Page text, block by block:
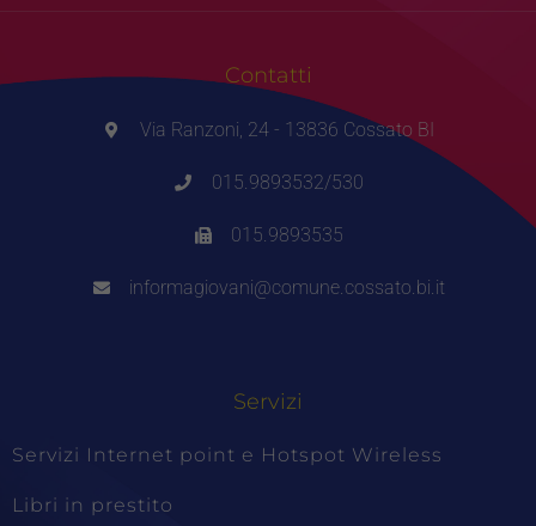
Contatti
Via Ranzoni, 24 - 13836 Cossato BI
015.9893532/530
015.9893535
informagiovani@comune.cossato.bi.it
Servizi
Servizi Internet point e Hotspot Wireless
Libri in prestito